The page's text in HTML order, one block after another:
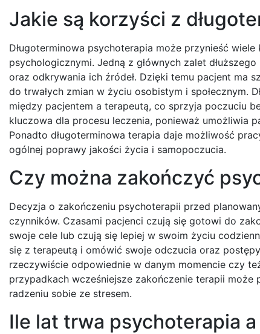
Jakie są korzyści z
Długoterminowa psychoterapia może przynieść
psychologicznymi. Jedną z głównych zalet
oraz odkrywania ich źródeł. Dzięki temu pacjent ma
do trwałych zmian w życiu osobistym i społecznym.
między pacjentem a terapeutą, co sprzyja poczuciu
kluczowa dla procesu leczenia, ponieważ umożliwia
Ponadto długoterminowa terapia daje możliwość
ogólnej poprawy jakości życia i samopoczucia.
Czy można zakończyć
Decyzja o zakończeniu psychoterapii przed
czynników. Czasami pacjenci czują się gotowi do
swoje cele lub czują się lepiej w swoim życiu
się z terapeutą i omówić swoje odczucia oraz
rzeczywiście odpowiednie w danym momencie czy
przypadkach wcześniejsze zakończenie terapii
radzeniu sobie ze stresem.
Ile lat trwa psychoterapia